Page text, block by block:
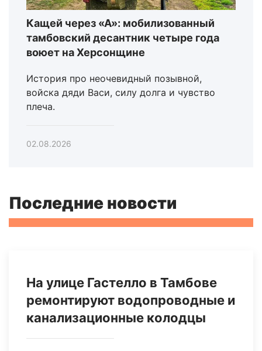
Кащей через «А»: мобилизованный
тамбовский десантник четыре года
воюет на Херсонщине
История про неочевидный позывной,
войска дяди Васи, силу долга и чувство
плеча.
02.08.2026
Последние новости
На улице Гастелло в Тамбове
ремонтируют водопроводные и
канализационные колодцы